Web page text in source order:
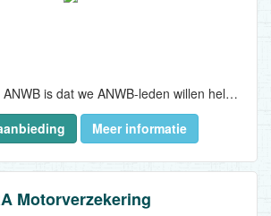
De missie van de ANWB is dat we ANWB-leden willen helpen om in vrijheid en met plezier onderweg te zijn. Dat doen we met diverse producten, diensten, maatschappelijke activiteiten...
Meer informatie
Motorverzekering